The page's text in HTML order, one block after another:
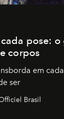
pose:
corpos
em
ser
Brasil